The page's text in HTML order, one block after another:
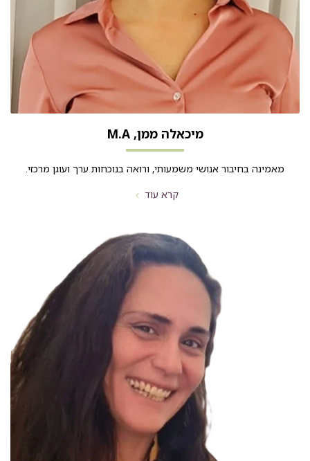
מיכאלה ממן, M.A
מאמינה בחיבור אנושי משמעותי, ורואה בנוכחות ערך ועוגן מרכזי.
קרא עוד